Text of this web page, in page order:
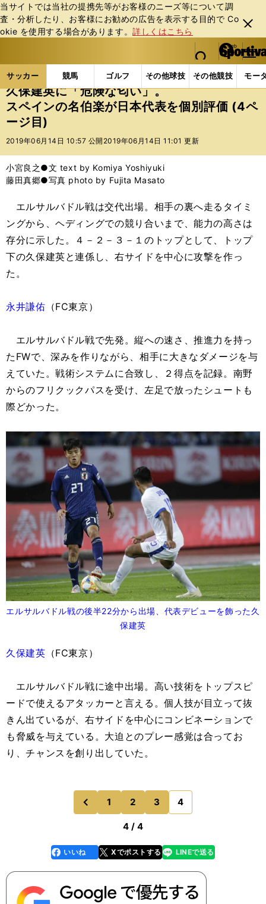
当サイトでは当社の提携先等がお客様のニーズ等について調
査・分析したり、お客様にお勧めの広告を表⽰する⽬的で Co
okie を使⽤する場合があります。詳しくはこちら
閉じ
る
web Sportiva (webスポルティーバ)
検索
マイペ
ー
ジ
メニュ
サッカー 競馬 ゴルフ その他球技 その他競技 モー
ス
ポ
ル
テ
ー
バ
サッカーの記事一覧 サッカー代表 日本代表 久
久保建英に「危険な匂い」。
スペインの名伯楽が日本代表を個別評価 (4ペ
ージ目)
2019年06月14日 10:57 公開 2019年06月14日 11:01 更新
小宮良之●文 text by Komiya Yoshiyuki
藤田真郷●写真 photo by Fujita Masato
エルサルバドル戦は交代出場。相手の裏へ走るタイミ
ングから、ヘディングでの競り合いまで、能力の高さは
存分に示した。４－２－３－１のトップとして、トップ
下の久保建英と連係し、右サイドを中心に攻撃を作っ
た。
永井謙佑 （FC東京）
エルサルバドル戦で先発。縦への速さ、推進力を持っ
たFWで、深みを作りながら、相手に大きなダメージを与
えていた。戦術システムに合致し、２得点を記録。南野
からのフリクックパスを受け、左足で放ったシュートも
際どかった。
エルサルバドル戦の後半22分から出場、代表デビューを飾った久
保建英
久保建英 （FC東京）
エルサルバドル戦に途中出場。高い技術をトップスピ
ードで使えるアタッカーと言える。個人技が目立って抜
きん出ているが、右サイドを中心にコンビネーションで
も脅威を与えている。大迫とのプレー感覚は合ってお
り、チャンスを創り出していた。
前
のページへ
1 2 3 4
4 / 4
faceboo
k
いいね Xでポストする
line LINEで送る